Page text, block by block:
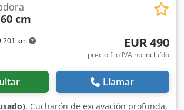
km
cm
EUR 490
precio fijo IVA no incluído
Llamar
, Cucharón de excavación profunda,